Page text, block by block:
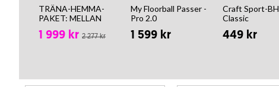
TRÄNA-HEMMA-
PAKET: MELLAN
1 999 kr 2 277 kr
My Floorball Passer -
Pro 2.0
1 599 kr
Craft Sport-BH
Classic
449 kr